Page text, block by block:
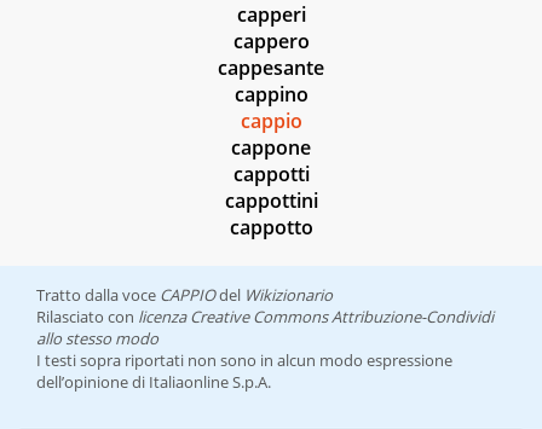
capperi
cappero
cappesante
cappino
cappio
cappone
cappotti
cappottini
cappotto
Tratto dalla voce CAPPIOdel Wikizionario
Rilasciato con licenza Creative Commons Attribuzione-Condividi
allo stesso modo
I testi sopra riportati non sono in alcun modo espressione
dell’opinione di Italiaonline S.p.A.